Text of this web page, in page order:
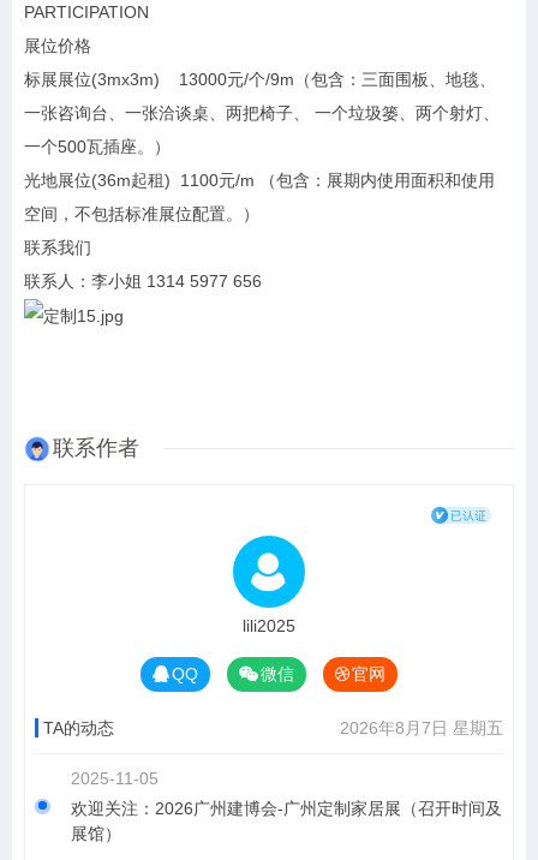
PARTICIPATION
展位价格
标展展位(3mx3m) 13000元/个/9m（包含：三面围板、地毯、
一张咨询台、一张洽谈桌、两把椅子、 一个垃圾篓、两个射灯、
一个500瓦插座。）
光地展位(36m起租) 1100元/m （包含：展期内使用面积和使用
空间，不包括标准展位配置。）
联系我们
联系人：李小姐 1314 5977 656
联系作者
lili2025
QQ 微信 官网
TA的动态 2026年8月7日 星期五
2025-11-05
欢迎关注：2026广州建博会-广州定制家居展（召开时间及
展馆）